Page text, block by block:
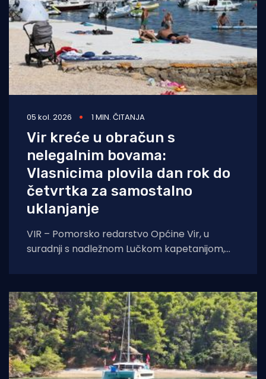
05 kol. 2026 1 MIN. ČITANJA
Vir kreće u obračun s
nelegalnim bovama:
Vlasnicima plovila dan rok do
četvrtka za samostalno
uklanjanje
VIR – Pomorsko redarstvo Općine Vir, u
suradnji s nadležnom Lučkom kapetanijom,